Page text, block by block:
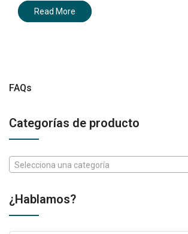
Read More
FAQs
Categorías de producto
Selecciona una categoría
¿Hablamos?